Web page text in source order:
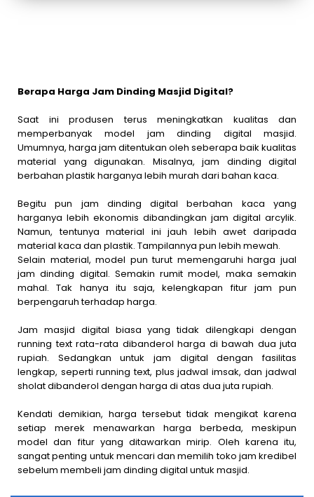
Berapa Harga Jam Dinding Masjid Digital?
Saat ini produsen terus meningkatkan kualitas dan
memperbanyak model jam dinding digital masjid.
Umumnya, harga jam ditentukan oleh seberapa baik kualitas
material yang digunakan. Misalnya, jam dinding digital
berbahan plastik harganya lebih murah dari bahan kaca.
Begitu pun jam dinding digital berbahan kaca yang
harganya lebih ekonomis dibandingkan jam digital arcylik.
Namun, tentunya material ini jauh lebih awet daripada
material kaca dan plastik. Tampilannya pun lebih mewah.
Selain material, model pun turut memengaruhi harga jual
jam dinding digital. Semakin rumit model, maka semakin
mahal. Tak hanya itu saja, kelengkapan fitur jam pun
berpengaruh terhadap harga.
Jam masjid digital biasa yang tidak dilengkapi dengan
running text rata-rata dibanderol harga di bawah dua juta
rupiah. Sedangkan untuk jam digital dengan fasilitas
lengkap, seperti running text, plus jadwal imsak, dan jadwal
sholat dibanderol dengan harga di atas dua juta rupiah.
Kendati demikian, harga tersebut tidak mengikat karena
setiap merek menawarkan harga berbeda, meskipun
model dan fitur yang ditawarkan mirip. Oleh karena itu,
sangat penting untuk mencari dan memilih toko jam kredibel
sebelum membeli jam dinding digital untuk masjid.